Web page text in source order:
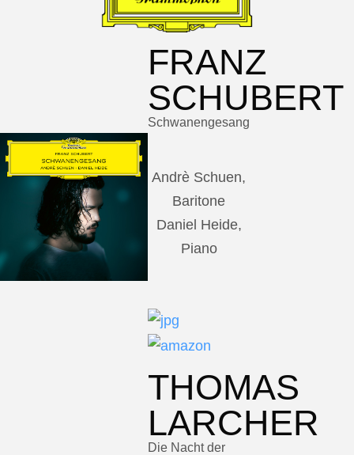
FRANZ
SCHUBERT
Schwanengesang
Andrè Schuen,
Baritone
Daniel Heide,
Piano
THOMAS
LARCHER
Die Nacht der